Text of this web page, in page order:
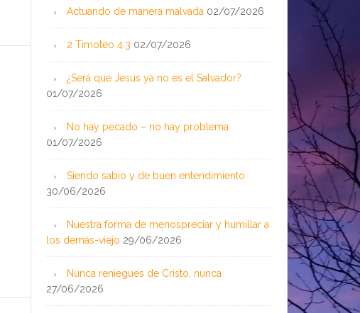
Actuando de manera malvada 02/07/2026
2 Timoteo 4:3 02/07/2026
¿Será que Jesús ya no es el Salvador?
01/07/2026
No hay pecado – no hay problema
01/07/2026
Siendo sabio y de buen entendimiento
30/06/2026
Nuestra forma de menospreciar y humillar a
los demás-viejo 29/06/2026
Nunca reniegues de Cristo, nunca
27/06/2026